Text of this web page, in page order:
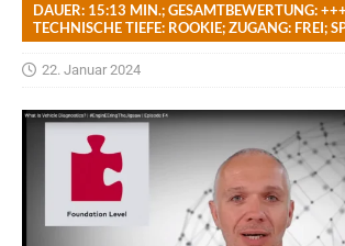
DAUER: 15:13 MIN.; GESAMTBEWERTUNG:
TECHNISCHE TIEFE: ROOKIE; ZUGANG: FREI;
22. Januar 2024